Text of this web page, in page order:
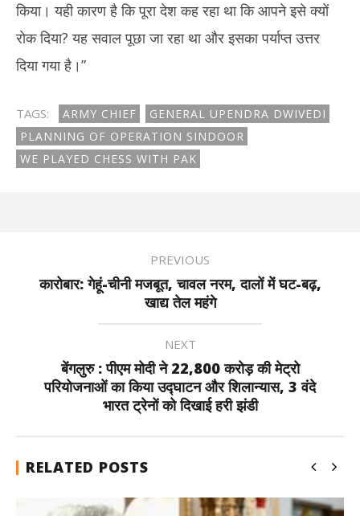
किया। यही कारण है कि पूरा देश कह रहा था कि आपने इसे क्यों
रोक दिया? यह सवाल पूछा जा रहा था और इसका पर्याप्त उत्तर
दिया गया है।”
TAGS: ARMY CHIEF
GENERAL UPENDRA DWIVEDI
PLANNING OF OPERATION SINDOOR
WE PLAYED CHESS WITH PAK
PREVIOUS
कारोबार: गेहूं-चीनी मजबूत, चावल नरम, दालों में घट-बढ़,
खाद्य तेल महंगे
NEXT
बेंगलुरु : पीएम मोदी ने 22,800 करोड़ की मेट्रो
परियोजनाओं का किया उद्घाटन और शिलान्यास, 3 वंदे
भारत ट्रेनों को दिखाई हरी झंडी
RELATED POSTS